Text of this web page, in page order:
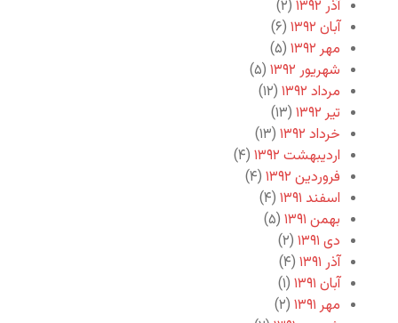
آذر ۱۳۹۲
(۲)
آبان ۱۳۹۲
(۶)
مهر ۱۳۹۲
(۵)
شهریور ۱۳۹۲
(۵)
مرداد ۱۳۹۲
(۱۲)
تیر ۱۳۹۲
(۱۳)
خرداد ۱۳۹۲
(۱۳)
اردیبهشت ۱۳۹۲
(۴)
فروردین ۱۳۹۲
(۴)
اسفند ۱۳۹۱
(۴)
بهمن ۱۳۹۱
(۵)
دی ۱۳۹۱
(۲)
آذر ۱۳۹۱
(۴)
آبان ۱۳۹۱
(۱)
مهر ۱۳۹۱
(۲)